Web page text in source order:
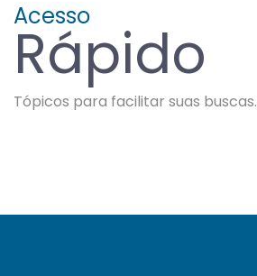
Acesso
Rápido
Tópicos para facilitar suas buscas.